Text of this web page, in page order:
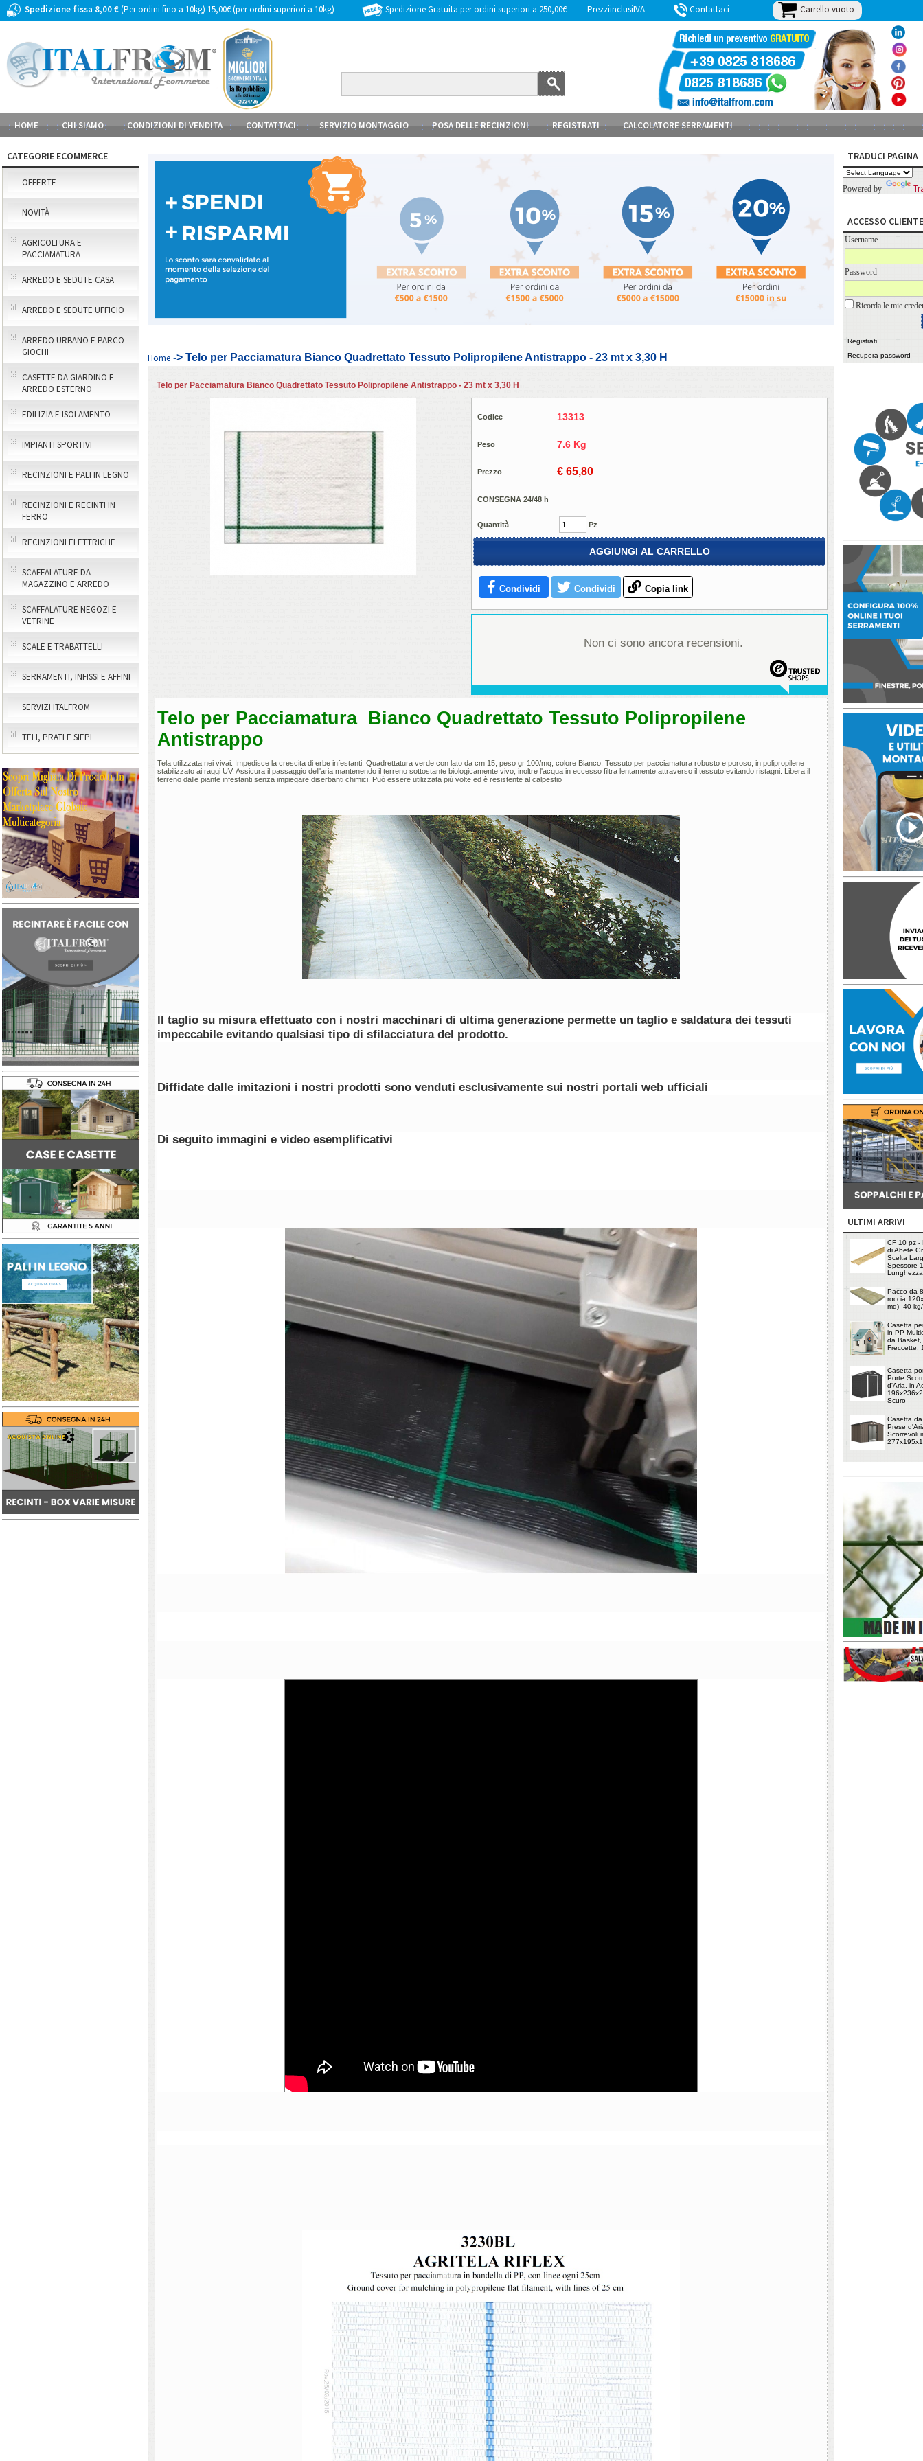
Spedizione fissa 8,00 €(Per ordini fino a 10kg) 15,00€ (per ordini superiori a 10kg) Spedizione Gratuita per ordini superiori a 250,00€ PrezziinclusiIVA Contattaci Carrello vuoto
HOME CHI SIAMO CONDIZIONI DI VENDITA CONTATTACI SERVIZIO MONTAGGIO POSA DELLE RECINZIONI REGISTRATI CALCOLATORE SERRAMENTI
CATEGORIE ECOMMERCE
OFFERTE
NOVITÀ
AGRICOLTURA E
PACCIAMATURA
ARREDO E SEDUTE CASA
ARREDO E SEDUTE UFFICIO
ARREDO URBANO E PARCO
GIOCHI
CASETTE DA GIARDINO E
ARREDO ESTERNO
EDILIZIA E ISOLAMENTO
IMPIANTI SPORTIVI
RECINZIONI E PALI IN LEGNO
RECINZIONI E RECINTI IN
FERRO
RECINZIONI ELETTRICHE
SCAFFALATURE DA
MAGAZZINO E ARREDO
SCAFFALATURE NEGOZI E
VETRINE
SCALE E TRABATTELLI
SERRAMENTI, INFISSI E AFFINI
SERVIZI ITALFROM
TELI, PRATI E SIEPI
Home -> Telo per Pacciamatura Bianco Quadrettato Tessuto Polipropilene Antistrappo - 23 mt x 3,30 H
Telo per Pacciamatura Bianco Quadrettato Tessuto Polipropilene Antistrappo - 23 mt x 3,30 H
Codice 13313
Peso 7.6 Kg
Prezzo € 65,80
CONSEGNA 24/48 h
Quantità Pz
AGGIUNGI AL CARRELLO
Condividi Condividi Copia link
Non ci sono ancora recensioni.
Telo per Pacciamatura Bianco Quadrettato Tessuto Polipropilene
Antistrappo
Tela utilizzata nei vivai. Impedisce la crescita di erbe infestanti. Quadrettatura verde con lato da cm 15, peso gr 100/mq, colore Bianco. Tessuto per pacciamatura robusto e poroso, in polipropilene
stabilizzato ai raggi UV. Assicura il passaggio dell'aria mantenendo il terreno sottostante biologicamente vivo, inoltre l'acqua in eccesso filtra lentamente attraverso il tessuto evitando ristagni. Libera il
terreno dalle piante infestanti senza impiegare diserbanti chimici. Può essere utilizzata più volte ed è resistente al calpestio
Il taglio su misura effettuato con i nostri macchinari di ultima generazione permette un taglio e saldatura dei tessuti
impeccabile evitando qualsiasi tipo di sfilacciatura del prodotto.
Diffidate dalle imitazioni i nostri prodotti sono venduti esclusivamente sui nostri portali web ufficiali
Di seguito immagini e video esemplificativi
TRADUCI PAGINA
Powered by
ACCESSO CLIENTE
Username
Password
Ricorda le mie
Registrati
Recupera password
ULTIMI ARRIVI
CF 10 pz -
di Abete
Scelta
Spessore
Pacco da
roccia
mq)- 40
Casetta
in PP
da Basket,
Freccette,
Casetta
Porte
d'Aria, in
Scuro
Casetta
Prese
Scorrevoli